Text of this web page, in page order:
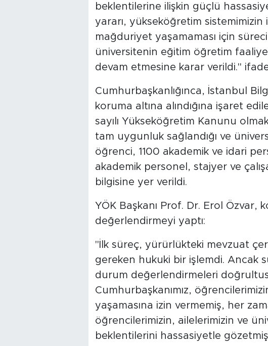
beklentilerine ilişkin güçlü
yararı, yükseköğretim sistemimizin
mağduriyet yaşamaması için
üniversitenin eğitim öğretim
devam etmesine karar verildi."
Cumhurbaşkanlığınca, İstanbul
koruma altına alındığına işaret
sayılı Yükseköğretim Kanunu
tam uygunluk sağlandığı ve
öğrenci, 1100 akademik ve idari
akademik personel, stajyer ve
bilgisine yer verildi.
YÖK Başkanı Prof. Dr. Erol Özvar,
değerlendirmeyi yaptı:
"İlk süreç, yürürlükteki mevzuat
gereken hukuki bir işlemdi. Ancak
durum değerlendirmeleri
Cumhurbaşkanımız,
yaşamasına izin vermemiş, her
öğrencilerimizin, ailelerimizin ve
beklentilerini hassasiyetle